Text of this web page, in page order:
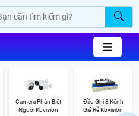
Camera Phân Biệt
Người Kbvision
Đầu Ghi 8 Kênh
Giá Rẻ Kbvision